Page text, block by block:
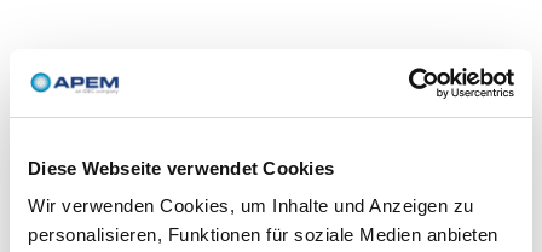
Diese Webseite verwendet Cookies
Wir verwenden Cookies, um Inhalte und Anzeigen zu
personalisieren, Funktionen für soziale Medien anbieten